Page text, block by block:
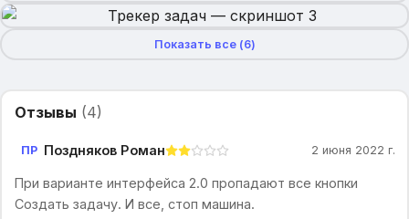
Показать все (6)
Отзывы (4)
ПР Поздняков Роман 2 июня 2022 г.
При варианте интерфейса 2.0 пропадают все кнопки
Создать задачу. И все, стоп машина.